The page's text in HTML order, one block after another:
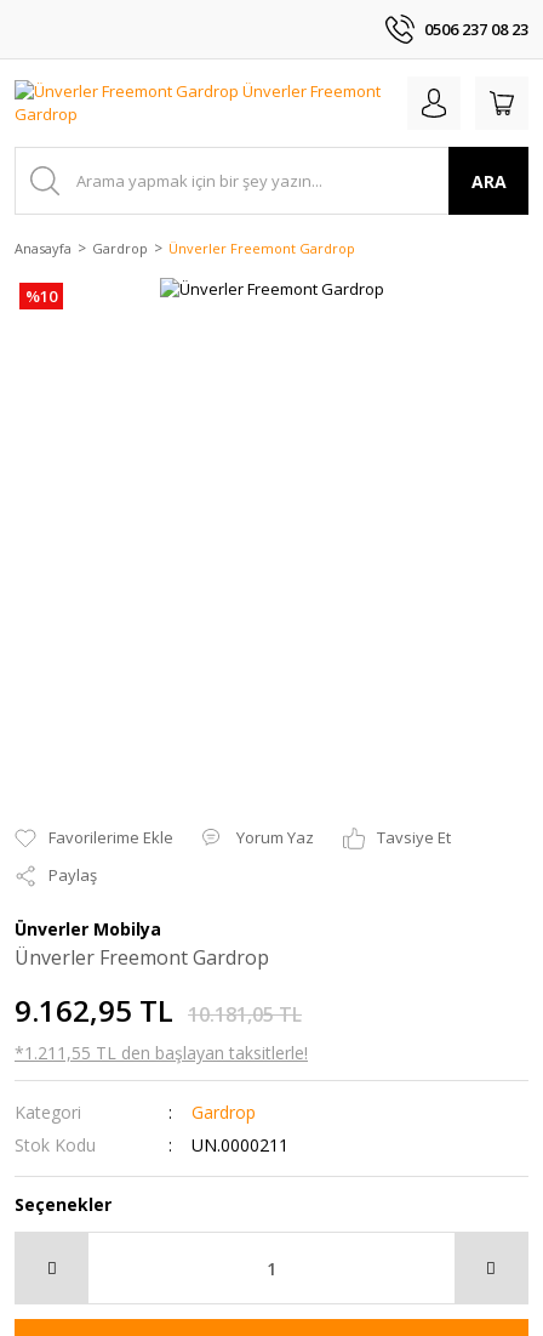
0506 237 08 23
ARA
Anasayfa Gardrop Ünverler Freemont Gardrop
%10
Yorum Yaz
Tavsiye Et
Paylaş
Ünverler Mobilya
Ünverler Freemont Gardrop
9.162,95 TL 10.181,05 TL
*1.211,55 TL den başlayan taksitlerle!
Kategori
Gardrop
Stok Kodu
UN.0000211
Seçenekler